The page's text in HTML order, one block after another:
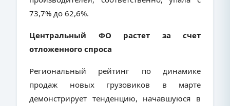
73,7% до 62,6%.
Центральный ФО растет за счет
отложенного спроса
Региональный рейтинг по динамике
продаж новых грузовиков в марте
демонстрирует тенденцию, начавшуюся в